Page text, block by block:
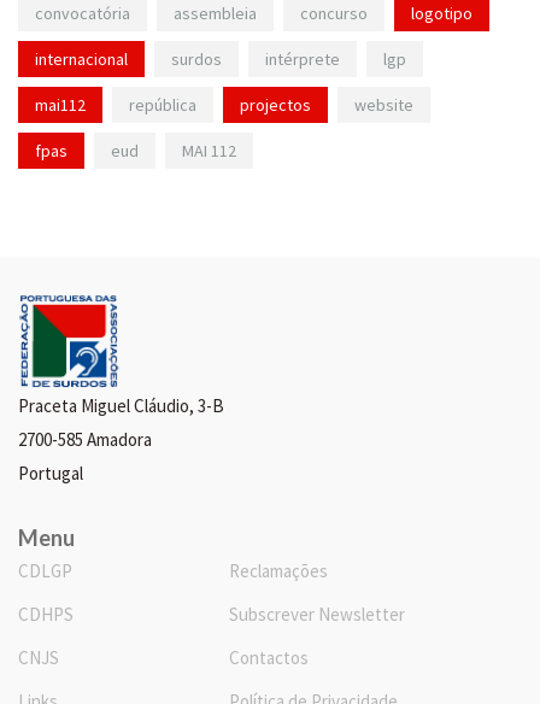
convocatória assembleia concurso logotipo
internacional surdos intérprete lgp
mai112 república projectos website
fpas eud MAI 112
Praceta Miguel Cláudio, 3-B
2700-585 Amadora
Portugal
Menu
CDLGP
CDHPS
CNJS
Reclamações
Subscrever Newsletter
Contactos